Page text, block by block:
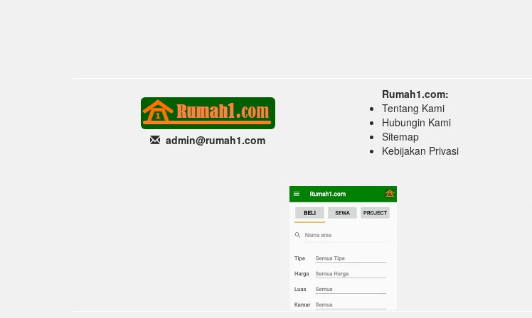
admin@rumah1.com
Rumah1.com:
Tentang Kami
Hubungin Kami
Sitemap
Kebijakan Privasi